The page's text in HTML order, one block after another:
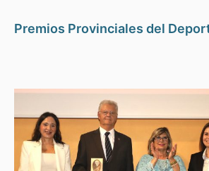
Premios Provinciales del